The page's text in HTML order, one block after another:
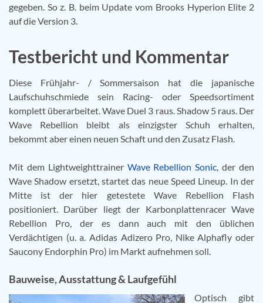
gegeben. So z. B. beim Update vom Brooks Hyperion Elite 2
auf die Version 3.
Testbericht und Kommentar
Diese Frühjahr- / Sommersaison hat die japanische
Laufschuhschmiede sein Racing- oder Speedsortiment
komplett überarbeitet. Wave Duel 3 raus. Shadow 5 raus. Der
Wave Rebellion bleibt als einzigster Schuh erhalten,
bekommt aber einen neuen Schaft und den Zusatz Flash.
Mit dem Lightweighttrainer Wave Rebellion Sonic, der den
Wave Shadow ersetzt, startet das neue Speed Lineup. In der
Mitte ist der hier getestete Wave Rebellion Flash
positioniert. Darüber liegt der Karbonplattenracer Wave
Rebellion Pro, der es dann auch mit den üblichen
Verdächtigen (u. a. Adidas Adizero Pro, Nike Alphafly oder
Saucony Endorphin Pro) im Markt aufnehmen soll.
Bauweise, Ausstattung & Laufgefühl
Optisch gibt